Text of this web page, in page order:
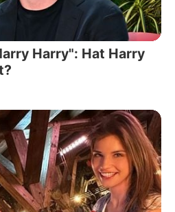
Harry": Hat Harry